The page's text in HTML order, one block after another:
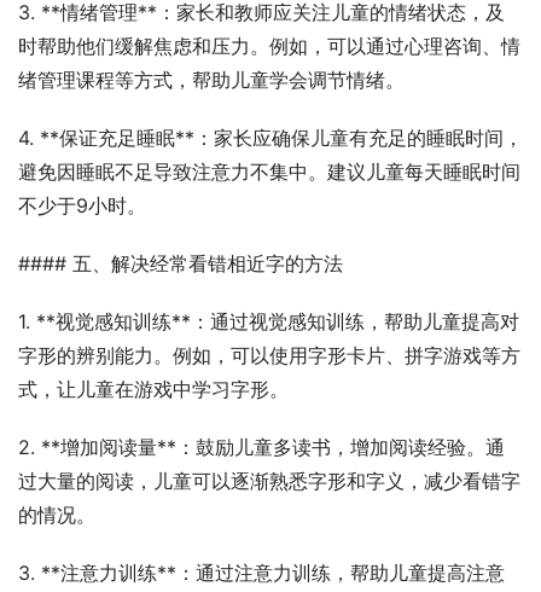
3. **情绪管理**：家长和教师应关注儿童的情绪状态，及
时帮助他们缓解焦虑和压力。例如，可以通过心理咨询、情
绪管理课程等方式，帮助儿童学会调节情绪。
4. **保证充足睡眠**：家长应确保儿童有充足的睡眠时间，
避免因睡眠不足导致注意力不集中。建议儿童每天睡眠时间
不少于9小时。
#### 五、解决经常看错相近字的方法
1. **视觉感知训练**：通过视觉感知训练，帮助儿童提高对
字形的辨别能力。例如，可以使用字形卡片、拼字游戏等方
式，让儿童在游戏中学习字形。
2. **增加阅读量**：鼓励儿童多读书，增加阅读经验。通
过大量的阅读，儿童可以逐渐熟悉字形和字义，减少看错字
的情况。
3. **注意力训练**：通过注意力训练，帮助儿童提高注意